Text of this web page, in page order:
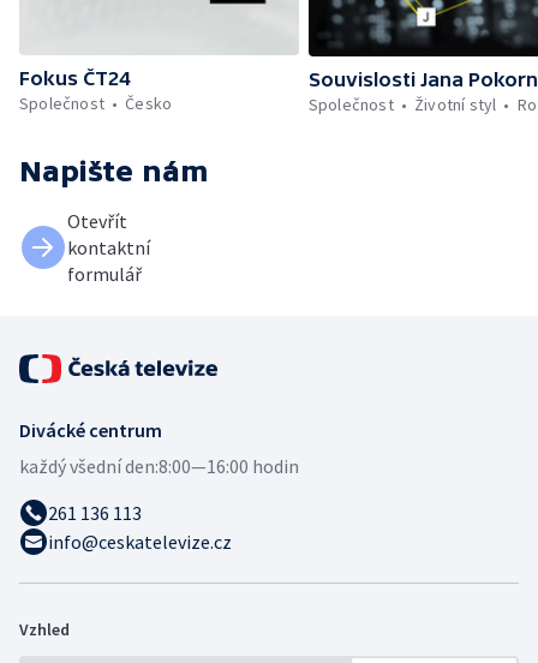
Fokus ČT24
Společnost
Česko
Souvislosti Jana
Společnost
Životní styl
Napište nám
Otevřít
kontaktní
formulář
Divácké centrum
každý všední den:8:00—16:00 hodin
261 136 113
info@ceskatelevize.cz
Vzhled